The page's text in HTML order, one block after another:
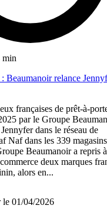
min
Beaumanoir relance
françaises de prêt-à-
par le Groupe
dans le réseau de
Naf dans les 339
Beaumanoir a repris
deux marques
alors en...
le 01/04/2026